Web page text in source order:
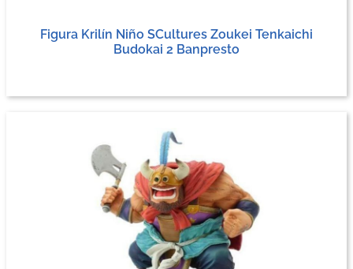
Figura Krilín Niño SCultures Zoukei Tenkaichi
Budokai 2 Banpresto